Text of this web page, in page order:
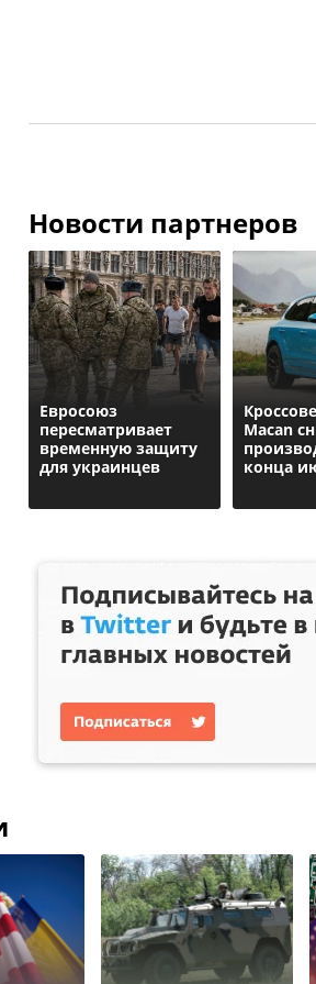
Новости партнеров
Евросоюз
пересматривает
временную защиту
для украинцев
Macan
конца